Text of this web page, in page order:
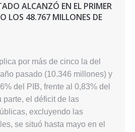
ALCANZÓ EN EL PRIMER
LOS 48.767 MILLONES DE
por más de cinco la del
pasado (10.346 millones) y
del PIB, frente al 0,83% del
parte, el déficit de las
excluyendo las
se situó hasta mayo en el